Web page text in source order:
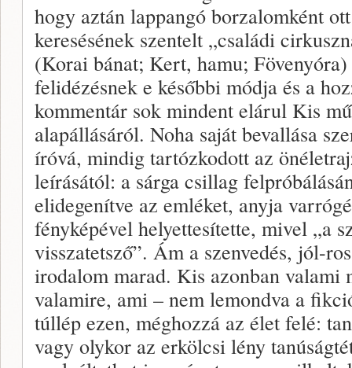
hogy aztán lappangó borzalomként
keresésének szentelt „családi
(Korai bánat; Kert, hamu;
felidézésnek e későbbi módja és a
kommentár sok mindent elárul Kis
alapállásáról. Noha saját bevallása
íróvá, mindig tartózkodott az
leírásától: a sárga csillag
elidegenítve az emléket, anyja
fényképével helyettesítette, mivel „a
visszatetsző”. Ám a szenvedés, jól-
irodalom marad. Kis azonban valami
valamire, ami – nem lemondva a
túllép ezen, méghozzá az élet felé:
vagy olykor az erkölcsi lény